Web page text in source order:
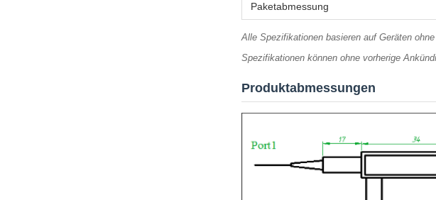
Paketabmessung
Alle Spezifikationen basieren auf Geräten
Spezifikationen können ohne vorherige
Produktabmessungen